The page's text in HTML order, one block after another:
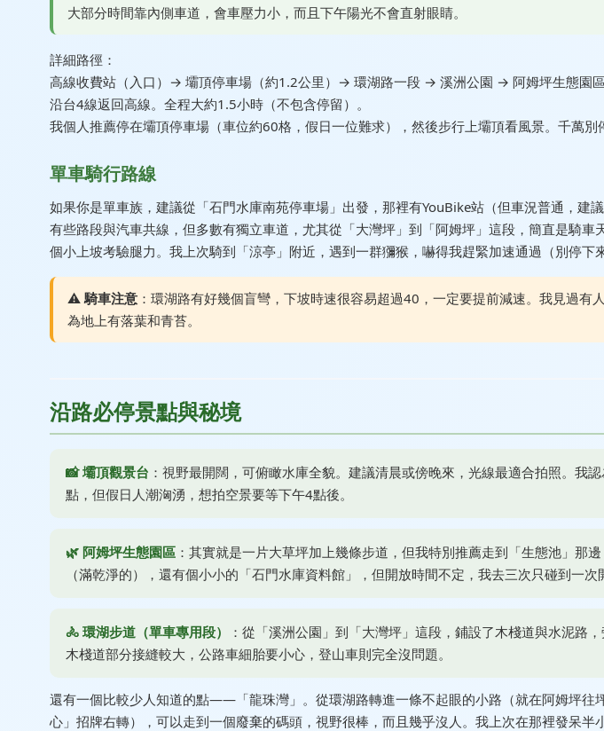
大部分時間靠內側車道，會車壓力小，而且下午陽光不會直射眼睛。
詳細路徑：
高線收費站（入口）→ 壩頂停車場（約1.2公里）→ 環湖路一段 → 溪洲公園 → 阿姆坪生態
沿台4線返回高線。全程大約1.5小時（不包含停留）。
我個人推薦停在壩頂停車場（車位約60格，假日一位難求），然後步行上壩頂看風景。千萬別
單車騎行路線
如果你是單車族，建議從「石門水庫南苑停車場」出發，那裡有YouBike站（但車況普通，建
有些路段與汽車共線，但多數有獨立車道，尤其從「大灣坪」到「阿姆坪」這段，簡直是騎
個小上坡考驗腿力。我上次騎到「涼亭」附近，遇到一群獼猴，嚇得我趕緊加速通過（別停下
⚠️騎車注意 ：環湖路有好幾個盲彎，下坡時速很容易超過40，一定要提前減速。我見過有
為地上有落葉和青苔。
沿路必停景點與秘境
📸 壩頂觀景台 ：視野最開闊，可俯瞰水庫全貌。建議清晨或傍晚來，光線最適合拍照。我
點，但假日人潮洶湧，想拍空景要等下午4點後。
🌿 阿姆坪生態園區 ：其實就是一片大草坪加上幾條步道，但我特別推薦走到「生態池」那
（滿乾淨的），還有個小小的「石門水庫資料館」，但開放時間不定，我去三次只碰到一次
🚴 環湖步道（單車專用段）
：從「溪洲公園」到「大灣坪」這段，鋪設了木棧道與水泥路
木棧道部分接縫較大，公路車細胎要小心，登山車則完全沒問題。
還有一個比較少人知道的點——「龍珠灣」。從環湖路轉進一條不起眼的小路（就在阿姆坪往
心」招牌右轉），可以走到一個廢棄的碼頭，視野很棒，而且幾乎沒人。我上次在那裡發呆